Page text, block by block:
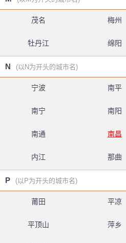
茂名 梅州
牡丹江 绵阳
N (以N为开头的城市名)
宁波 南平
南宁 南阳
南通 南昌
内江 那曲
P (以P为开头的城市名)
莆田 平凉
平顶山 萍乡